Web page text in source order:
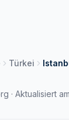
Türkei
· Aktualisiert